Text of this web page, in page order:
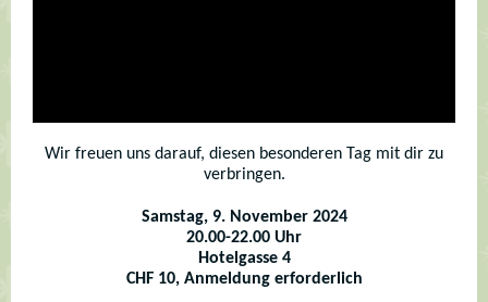
Wir freuen uns darauf, diesen besonderen Tag mit dir zu
verbringen.
Samstag, 9. November 2024
20.00-22.00 Uhr
Hotelgasse 4
CHF 10, Anmeldung erforderlich